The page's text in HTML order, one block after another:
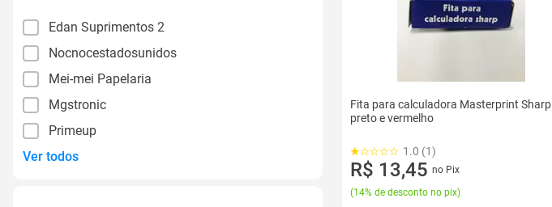
Edan Suprimentos 2
Nocnocestadosunidos
Mei-mei Papelaria
Mgstronic
Primeup
Ver todos
Fita para calculadora Masterprint Sharp
preto e vermelho
1.0 (1)
R$ 13,45 no Pix
(14% de desconto no pix)